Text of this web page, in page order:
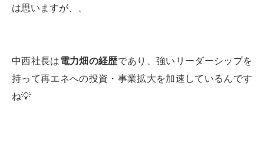
は思いますが、、
中西社長は電力畑の経歴であり、強いリーダーシップを
持って再エネへの投資・事業拡大を加速しているんです
ね💡